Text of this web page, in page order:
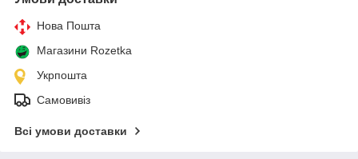
Нова Пошта
Магазини Rozetka
Укрпошта
Самовивіз
Всі умови доставки